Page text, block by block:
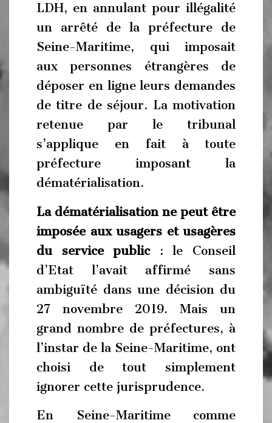
LDH, en annulant pour illégalité
un arrêté de la préfecture de
Seine-Maritime, qui imposait
aux personnes étrangères de
déposer en ligne leurs demandes
de titre de séjour. La motivation
retenue par le tribunal
s’applique en fait à toute
préfecture imposant la
dématérialisation.
La dématérialisation ne peut être
imposée aux usagers et usagères
du service public: le Conseil
d’Etat l’avait affirmé sans
ambiguïté dans une décision du
27 novembre 2019. Mais un
grand nombre de préfectures, à
l’instar de la Seine-Maritime, ont
choisi de tout simplement
ignorer cette jurisprudence.
En Seine-Maritime comme